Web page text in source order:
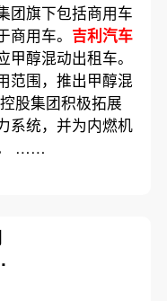
团旗下包括商用车
用车。 吉利汽车
醇混动出租车。
范围，推出甲醇混
股集团积极拓展
系统，并为内燃机
。 ……